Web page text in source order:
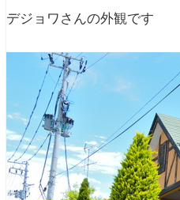
デジョワさんの外観です